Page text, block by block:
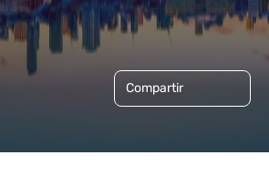
Compartir